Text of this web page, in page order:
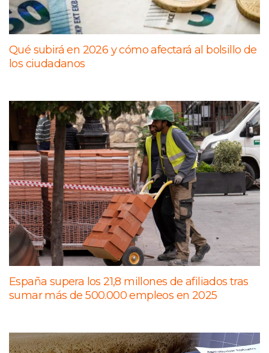
Qué subirá en 2026 y cómo afectará al bolsillo de
los ciudadanos
España supera los 21,8 millones de afiliados tras
sumar más de 500.000 empleos en 2025